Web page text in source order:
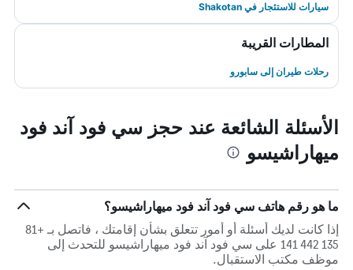
سيارات للاستئجار في Shakotan
المطارات القريبة
رحلات طيران إلى سابورو
الأسئلة الشائعة عند حجز سي فود آند فود
ميهاراشيسو
ما هو رقم هاتف سي فود آند فود ميهاراشيسو؟
إذا كانت لديك أسئلة أو أمور تتعلق بشأن إقامتك ، فاتصل بـ +81
135 442 141 على سي فود آند فود ميهاراشيسو للتحدث إلى
موظف مكتب الاستقبال.